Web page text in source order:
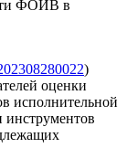
ФОИВ в
)
оценки
исполнительной